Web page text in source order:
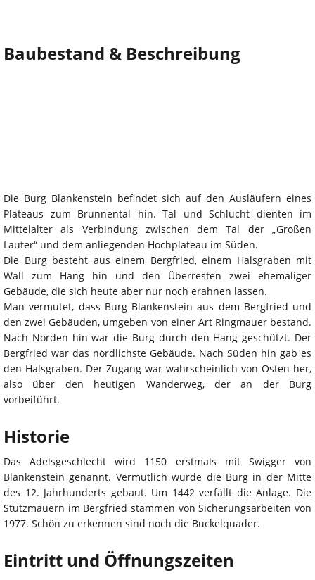
Baubestand & Beschreibung
Die Burg Blankenstein befindet sich auf den Ausläufern eines
Plateaus zum Brunnental hin. Tal und Schlucht dienten im
Mittelalter als Verbindung zwischen dem Tal der „Großen
Lauter“ und dem anliegenden Hochplateau im Süden.
Die Burg besteht aus einem Bergfried, einem Halsgraben mit
Wall zum Hang hin und den Überresten zwei ehemaliger
Gebäude, die sich heute aber nur noch erahnen lassen.
Man vermutet, dass Burg Blankenstein aus dem Bergfried und
den zwei Gebäuden, umgeben von einer Art Ringmauer bestand.
Nach Norden hin war die Burg durch den Hang geschützt. Der
Bergfried war das nördlichste Gebäude. Nach Süden hin gab es
den Halsgraben. Der Zugang war wahrscheinlich von Osten her,
also über den heutigen Wanderweg, der an der Burg
vorbeiführt.
Historie
Das Adelsgeschlecht wird 1150 erstmals mit Swigger von
Blankenstein genannt. Vermutlich wurde die Burg in der Mitte
des 12. Jahrhunderts gebaut. Um 1442 verfällt die Anlage. Die
Stützmauern im Bergfried stammen von Sicherungsarbeiten von
1977. Schön zu erkennen sind noch die Buckelquader.
Eintritt und Öffnungszeiten